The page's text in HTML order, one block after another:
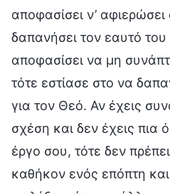
αποφασίσει ν’
δαπανήσει τον εαυτό του
αποφασίσει να μη
τότε εστίασε στο να
για τον Θεό. Αν έχεις
σχέση και δεν έχεις πια
έργο σου, τότε δεν
καθήκον ενός επόπτη